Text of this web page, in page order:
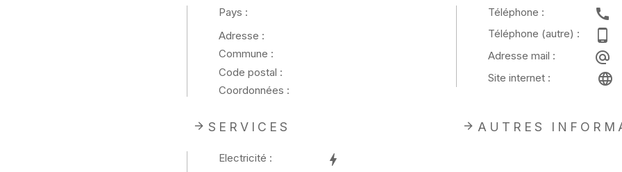
Pays :
Adresse :
Commune :
Code postal :
Coordonnées :
Téléphone :
Téléphone (autre) :
Adresse mail :
Site internet :
SERVICES
Electricité :
AUTRES